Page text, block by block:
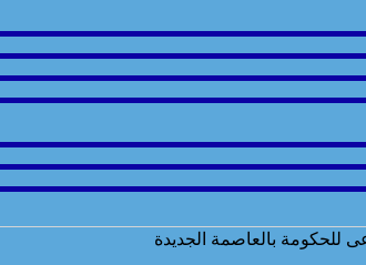
للحكومة بالعاصمة الجديدة